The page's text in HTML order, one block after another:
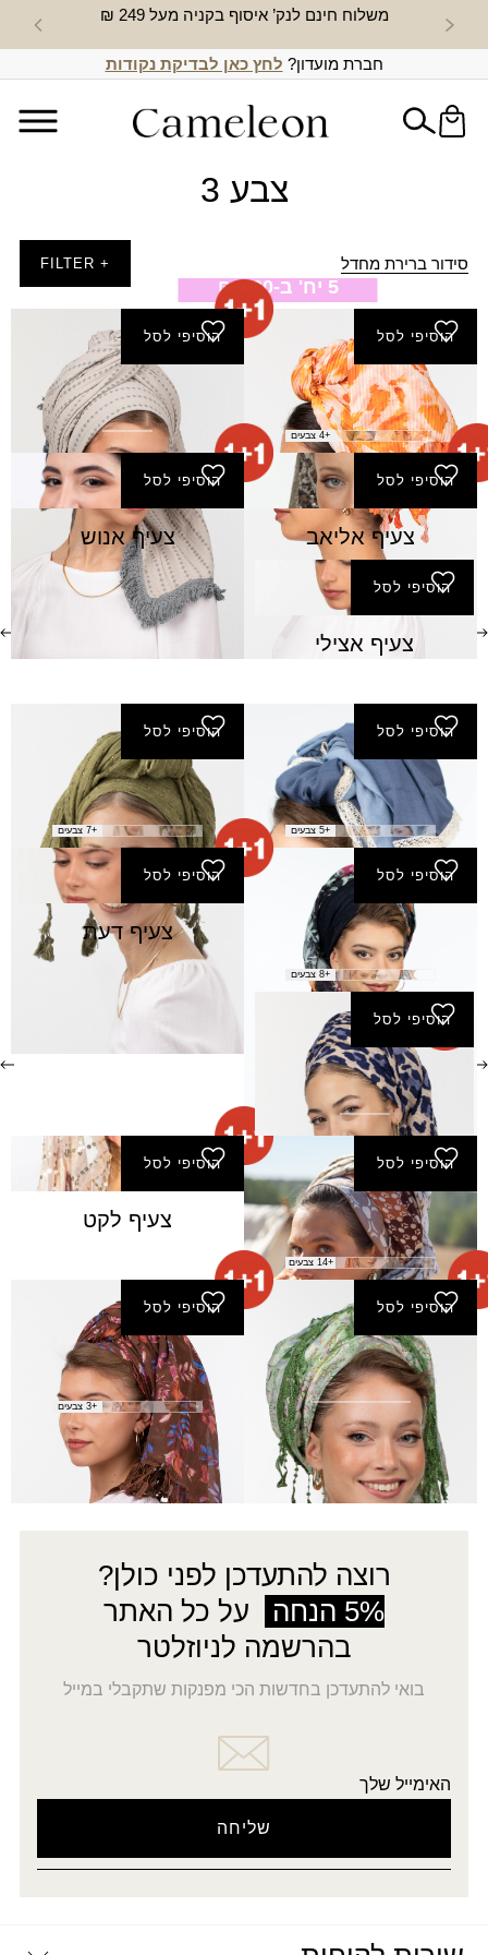
משלוח חינם לנק’ איסוף בקניה מעל 249 ₪ חדש
חברת מועדון? לחץ כאן לבדיקת נקודות
צבע 3
סידור ברירת מחדל + FILTER
5 יח' ב-100 ₪
הוסיפי לסל
צעיף אילוז
₪40.00
+4 צבעים
הוסיפי לסל
צעיף אלדר
₪120.00
הוסיפי לסל
צעיף אליאב
הוסיפי לסל
צעיף אנוש 5 יח' ב-100 ₪
הוסיפי לסל
צעיף אצילי
הוסיפי לסל
צעיף בשורות
₪50.00
+5 צבעים
הוסיפי לסל
צעיף גבעתי
₪60.00
+7 צבעים
הוסיפי לסל
צעיף גירון
₪150.00
+8 צבעים
הוסיפי לסל
צעיף דעת
הוסיפי לסל
צעיף הגשמה
₪50.00
הוסיפי לסל
צעיף ליזה
₪ 40.00
+14 צבעים
הוסיפי לסל
צעיף לקט
הוסיפי לסל
צעיף מחילה
₪130.00
הוסיפי לסל
צעיף מלאכי
₪120.00
+3 צבעים
→
1
3
4
←
רוצה להתעדכן לפני כולן?
5% הנחה
על כל האתר
בהרשמה לניוזלטר
בואי להתעדכן בחדשות הכי מפנקות שתקבלי במייל
האימייל שלך